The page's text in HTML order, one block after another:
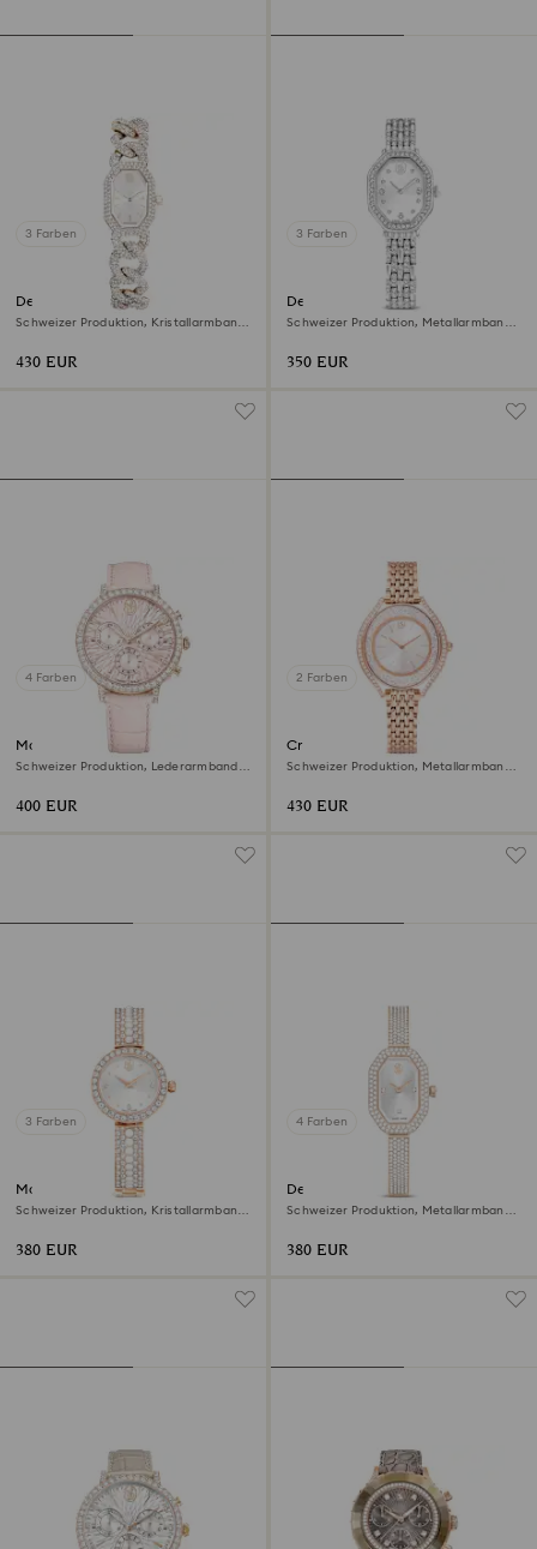
3 Farben
Dextera chain Uhr
Schweizer Produktion, Kristallarmband,
430 EUR
3 Farben
Dextera octagon Uhr
Schweizer Produktion, Metallarmband,
350 EUR
4 Farben
Matrix tennis chrono Uhr
Schweizer Produktion, Lederarmband,
400 EUR
2 Farben
Crystalline aura Uhr
Schweizer Produktion, Metallarmband,
430 EUR
3 Farben
Matrix pearl Armreifuhr
Schweizer Produktion, Kristallarmband,
380 EUR
4 Farben
Dextera bangle Uhr
Schweizer Produktion, Metallarmband,
380 EUR